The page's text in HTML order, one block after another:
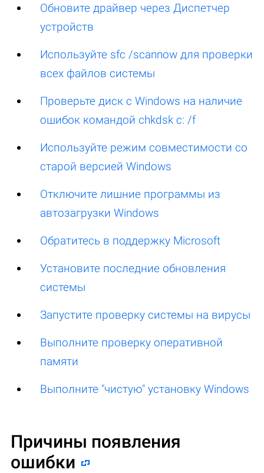
Обновите драйвер через Диспетчер
устройств
Используйте sfc /scannow для проверки
всех файлов системы
Проверьте диск с Windows на наличие
ошибок командой chkdsk c: /f
Используйте режим совместимости со
старой версией Windows
Отключите лишние программы из
автозагрузки Windows
Обратитесь в поддержку Microsoft
Установите последние обновления
системы
Запустите проверку системы на вирусы
Выполните проверку оперативной
памяти
Выполните "чистую" установку Windows
Причины появления
ошибки